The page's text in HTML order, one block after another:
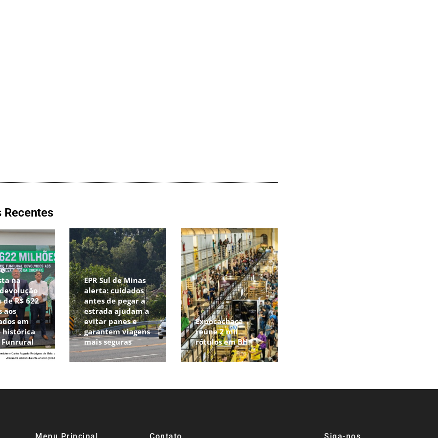
Recentes
na
de R$ 622
aos
em
histórica
Funrural
EPR Sul de Minas
alerta: cuidados
antes de pegar a
estrada ajudam a
evitar panes e
garantem viagens
mais seguras
Expocachaça
reúne 2 mil
rótulos em BH